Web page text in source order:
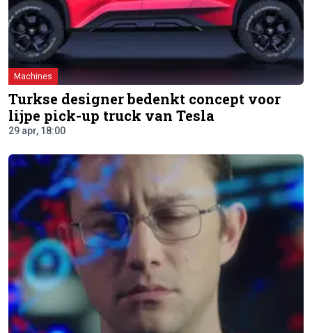
Machines
Turkse designer bedenkt concept voor
lijpe pick-up truck van Tesla
29 apr, 18:00